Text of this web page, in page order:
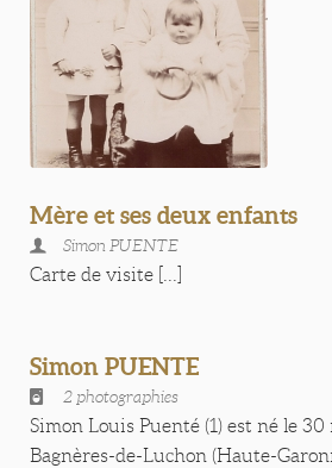
Mère et ses deux enfants
Simon PUENTE
Carte de visite [...]
Simon PUENTE
2 photographies
Simon Louis Puenté (1) est né le 30
Bagnères-de-Luchon (Haute-